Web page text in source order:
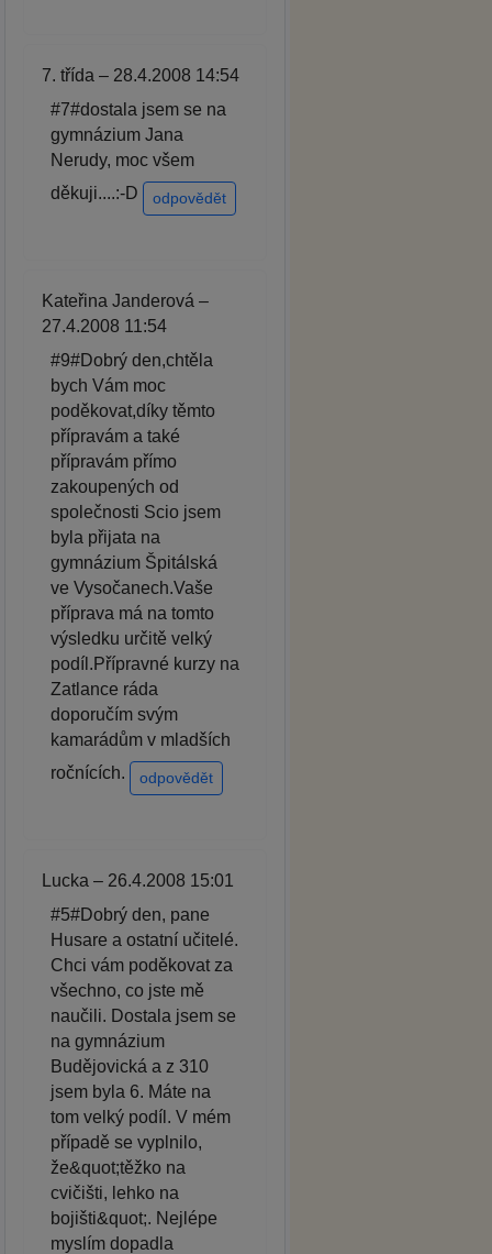
7. třída – 28.4.2008 14:54
#7#dostala jsem se na
gymnázium Jana
Nerudy, moc všem
děkuji....:-D
odpovědět
Kateřina Janderová –
27.4.2008 11:54
#9#Dobrý den,chtěla
bych Vám moc
poděkovat,díky těmto
přípravám a také
přípravám přímo
zakoupených od
společnosti Scio jsem
byla přijata na
gymnázium Špitálská
ve Vysočanech.Vaše
příprava má na tomto
výsledku určitě velký
podíl.Přípravné kurzy na
Zatlance ráda
doporučím svým
kamarádům v mladších
ročnících.
odpovědět
Lucka – 26.4.2008 15:01
#5#Dobrý den, pane
Husare a ostatní učitelé.
Chci vám poděkovat za
všechno, co jste mě
naučili. Dostala jsem se
na gymnázium
Budějovická a z 310
jsem byla 6. Máte na
tom velký podíl. V mém
případě se vyplnilo,
že&quot;těžko na
cvičišti, lehko na
bojišti&quot;. Nejlépe
myslím dopadla